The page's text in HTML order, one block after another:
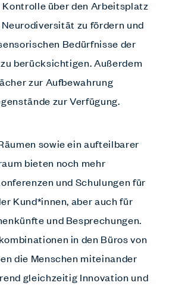
über den Arbeitsplatz
zu fördern und
Bedürfnisse der
berücksichtigen. Außerdem
zur Aufbewahrung
zur Verfügung.
sowie ein aufteilbarer
bieten noch mehr
und Schulungen für
Kund*innen, aber auch für
und Besprechungen.
in den Büros von
die Menschen miteinander
gleichzeitig Innovation und